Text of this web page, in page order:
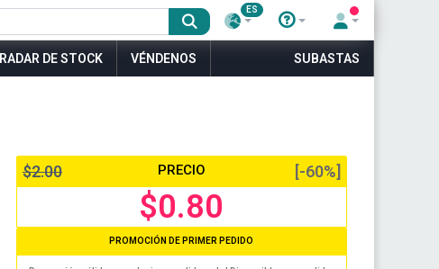
ES
RADAR DE STOCK VÉNDENOS SUBASTAS
$2.00 PRECIO [-60%]
$0.80
PROMOCIÓN DE PRIMER PEDIDO